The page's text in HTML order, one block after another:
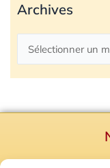
Archives